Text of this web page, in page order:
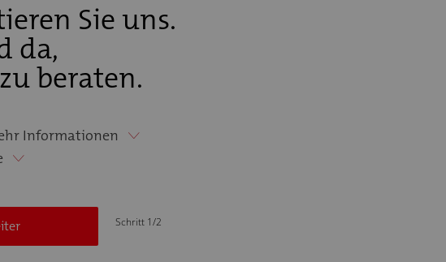
Sie uns.
da,
beraten.
Informationen
Schritt 1/2